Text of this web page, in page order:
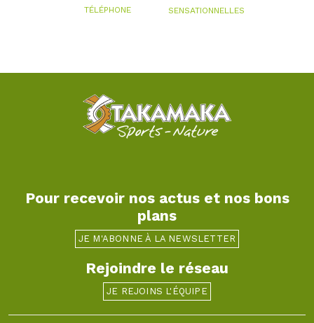
TÉLÉPHONE
SENSATIONNELLES
Pour recevoir nos actus et nos bons
plans
JE M'ABONNE À LA NEWSLETTER
Rejoindre le réseau
JE REJOINS L'ÉQUIPE